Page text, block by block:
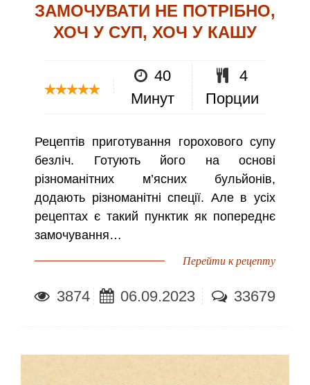
ЗАМОЧУВАТИ НЕ ПОТРІБНО,
ХОЧ У СУП, ХОЧ У КАШУ
40
Минут
4
Порции
Рецептів приготування горохового супу
безліч. Готують його на основі
різноманітних м’ясних бульйонів,
додають різноманітні спеції. Але в усіх
рецептах є такий пунктик як попереднє
замочування…
Перейти к рецепту
3874 06.09.2023 33679